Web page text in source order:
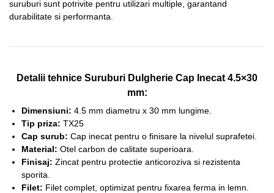
suruburi sunt potrivite pentru utilizari multiple, garantand
durabilitate si performanta.
Detalii tehnice Suruburi Dulgherie Cap Inecat 4.5×30
mm:
Dimensiuni: 4.5 mm diametru x 30 mm lungime.
Tip priza: TX25
Cap surub: Cap inecat pentru o finisare la nivelul suprafetei.
Material: Otel carbon de calitate superioara.
Finisaj: Zincat pentru protectie anticoroziva si rezistenta
sporita.
Filet: Filet complet, optimizat pentru fixarea ferma in lemn.